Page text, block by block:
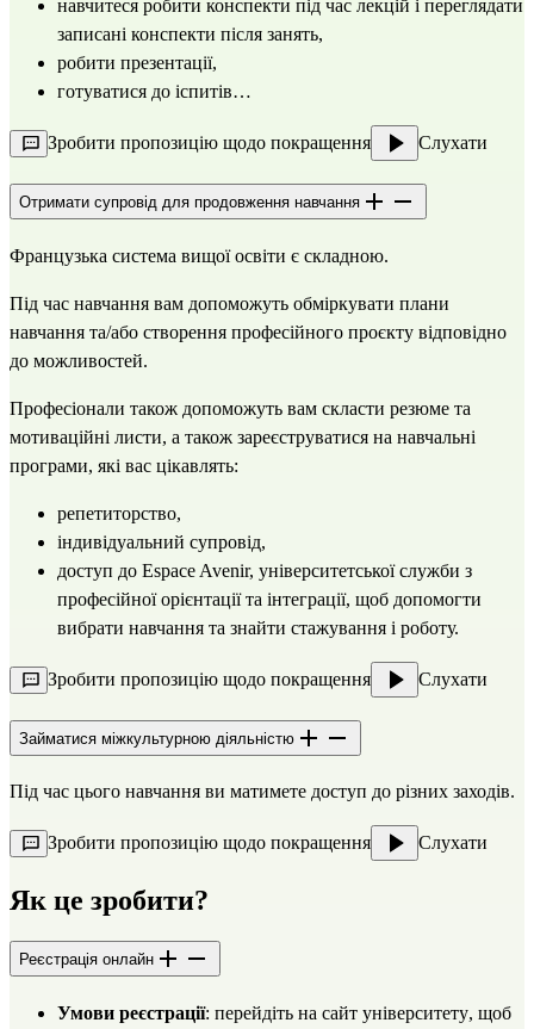
навчитеся робити конспекти під час лекцій і переглядати
записані конспекти після занять,
робити презентації,
готуватися до іспитів…
Зробити пропозицію щодо покращення Слухати
Отримати супровід для продовження навчання
Французька система вищої освіти є складною.
Під час навчання вам допоможуть обміркувати плани
навчання та/або створення професійного проєкту відповідно
до можливостей.
Професіонали також допоможуть вам скласти резюме та
мотиваційні листи, а також зареєструватися на навчальні
програми, які вас цікавлять:
репетиторство,
індивідуальний супровід,
доступ до Espace Avenir, університетської служби з
професійної орієнтації та інтеграції, щоб допомогти
вибрати навчання та знайти стажування і роботу.
Зробити пропозицію щодо покращення Слухати
Займатися міжкультурною діяльністю
Під час цього навчання ви матимете доступ до різних заходів.
Зробити пропозицію щодо покращення Слухати
Як це зробити?
Реєстрація онлайн
Умови реєстрації: перейдіть на сайт університету, щоб